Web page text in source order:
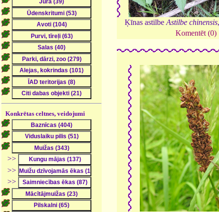
Konkrētas celtnes, veidojumi
>>
>>
>>
Ķīnas astilbe Astilbe chinensis
Komentēt (0)